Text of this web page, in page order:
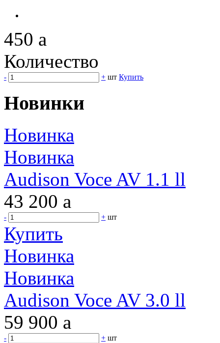
450 a
Количество
- + шт Купить
Новинки
Новинка
Новинка
Audison Voce AV 1.1 ll
43 200 a
- + шт
Купить
Новинка
Новинка
Audison Voce AV 3.0 ll
59 900 a
- + шт